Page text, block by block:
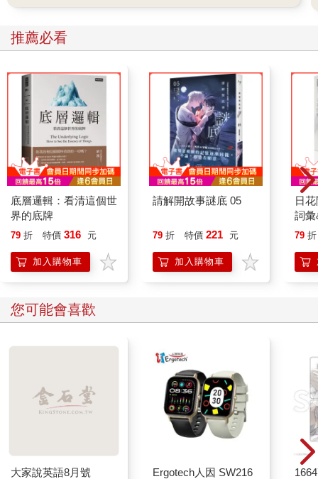
推薦必看
底層邏輯：看清這個世
界的底牌
79 折 特價 316 元
加入購物車
請解開故事謎底 05
79 折 特價 221 元
加入購物車
日
詞
79 折
您可能會喜歡
大家說英語8月號
Ergotech人因 SW216